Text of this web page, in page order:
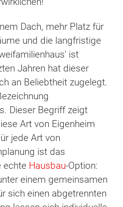
Dach, mehr Platz für
und die langfristige
ist
Jahren hat dieser
an Beliebtheit zugelegt.
Dieser Begriff zeigt
Art von Eigenheim
jede Art von
ist das
echte Hausbau-Option:
einem gemeinsamen
sich einen abgetrennten